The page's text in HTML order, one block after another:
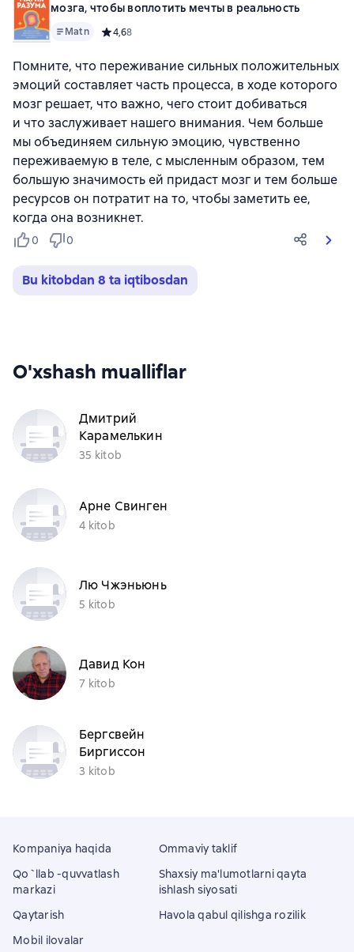
мозга, чтобы воплотить мечты в реальность
Matn Средний рейтинг 4,6 на основе 8 оценок
4,68
Помните, что переживание сильных положительных
эмоций составляет часть процесса, в ходе которого
мозг решает, что важно, чего стоит добиваться
и что заслуживает нашего внимания. Чем больше
мы объединяем сильную эмоцию, чувственно
переживаемую в теле, с мысленным образом, тем
большую значимость ей придаст мозг и тем больше
ресурсов он потратит на то, чтобы заметить ее,
когда она возникнет.
0 0
Bu kitobdan 8 ta iqtibosdan
O'xshash mualliflar
Дмитрий
Карамелькин
35 kitob
Арне Свинген
4 kitob
Лю Чжэньюнь
5 kitob
Давид Кон
7 kitob
Бергсвейн
Биргиссон
3 kitob
Kompaniya haqida
Qo`llab -quvvatlash
markazi
Qaytarish
Mobil ilovalar
Ommaviy taklif
Shaxsiy ma'lumotlarni qayta
ishlash siyosati
Havola qabul qilishga rozilik